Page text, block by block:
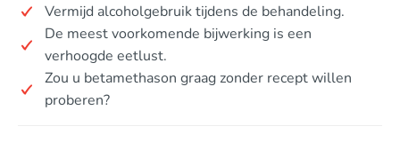
Vermijd alcoholgebruik tijdens de behandeling.
De meest voorkomende bijwerking is een
verhoogde eetlust.
Zou u betamethason graag zonder recept willen
proberen?